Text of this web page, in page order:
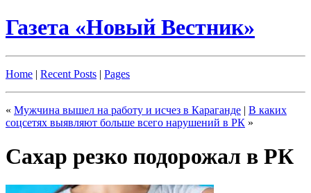
Газета «Новый Вестник»
Home | Recent Posts | Pages
« Мужчина вышел на работу и исчез в Караганде | В каких
соцсетях выявляют больше всего нарушений в РК »
Сахар резко подорожал в РК